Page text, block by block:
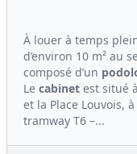
À louer à temps
d’environ 10 m² au
composé d’un
Le cabinet est situé
et la Place Louvois,
tramway T6 –...